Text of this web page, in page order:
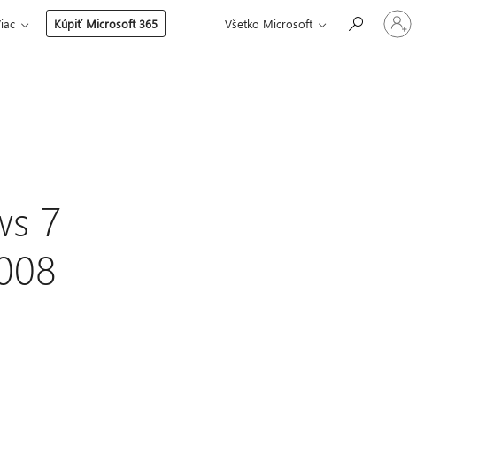
Kúpiť Microsoft 365 Všetko Microsoft
Prihláste
sa
7